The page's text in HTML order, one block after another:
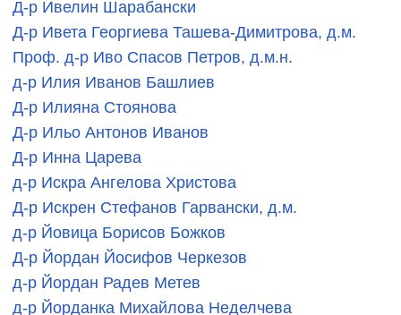
Д-р Ивелин Шарабански
Д-р Ивета Георгиева Ташева-Димитрова, д.м.
Проф. д-р Иво Спасов Петров, д.м.н.
д-р Илия Иванов Башлиев
Д-р Илияна Стоянова
Д-р Ильо Антонов Иванов
Д-р Инна Царева
д-р Искра Ангелова Христова
Д-р Искрен Стефанов Гарвански, д.м.
д-р Йовица Борисов Божков
Д-р Йордан Йосифов Черкезов
д-р Йордан Радев Метев
д-р Йорданка Михайлова Неделчева